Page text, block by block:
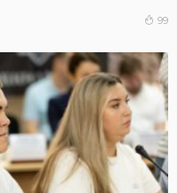
99